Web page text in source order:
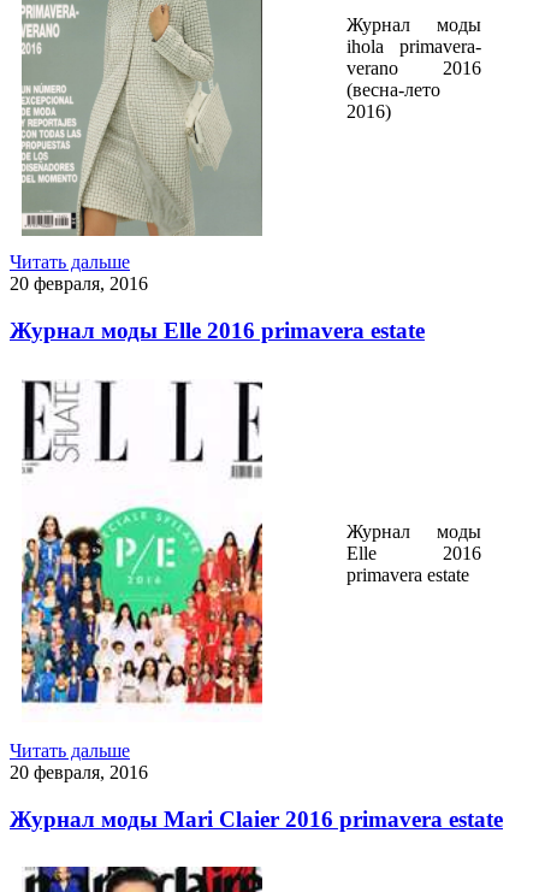
Журнал моды
ihola primavera-
verano 2016
(весна-лето
2016)
Читать дальше
20 февраля, 2016
Журнал моды Elle 2016 primavera estate
Журнал моды
Elle 2016
primavera estate
Читать дальше
20 февраля, 2016
Журнал моды Mari Claier 2016 primavera estate